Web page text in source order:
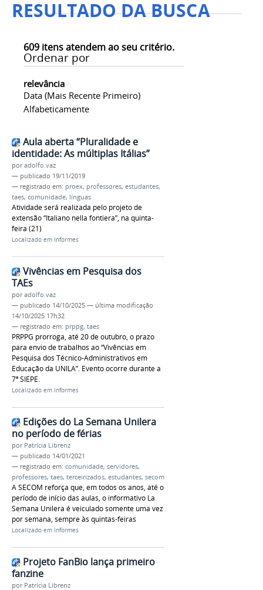
RESULTADO DA BUSCA
609 itens atendem ao seu critério.
Ordenar por
relevância
Data (mais Recente Primeiro)
Alfabeticamente
Aula aberta “Pluralidade e
identidade: As múltiplas Itálias”
poradolfo.vaz
— publicado 19/11/2019
— registrado em: proex, professores, estudantes,
taes, comunidade, línguas
Atividade será realizada pelo projeto de
extensão “Italiano nella fontiera”, na quinta-
feira (21)
Localizado em Informes
Vivências em Pesquisa dos
TAEs
poradolfo.vaz
— publicado 14/10/2025 — última modificação
14/10/2025 17h32
— registrado em: prppg, taes
PRPPG prorroga, até 20 de outubro, o prazo
para envio de trabalhos ao “Vivências em
Pesquisa dos Técnico-Administrativos em
Educação da UNILA”. Evento ocorre durante a
7ª SIEPE.
Localizado em Informes
Edições do La Semana Unilera
no período de férias
por Patrícia Librenz
— publicado 14/01/2021
— registrado em: comunidade, servidores,
professores, taes, terceirizados, estudantes, secom
A SECOM reforça que, em todos os anos, até o
período de início das aulas, o informativo La
Semana Unilera é veiculado somente uma vez
por semana, sempre às quintas-feiras
Localizado em Informes
Projeto FanBio lança primeiro
fanzine
por Patrícia Librenz